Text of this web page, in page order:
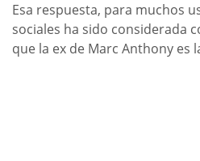
Esa respuesta, para muchos
sociales ha sido considerada
que la ex de Marc Anthony es